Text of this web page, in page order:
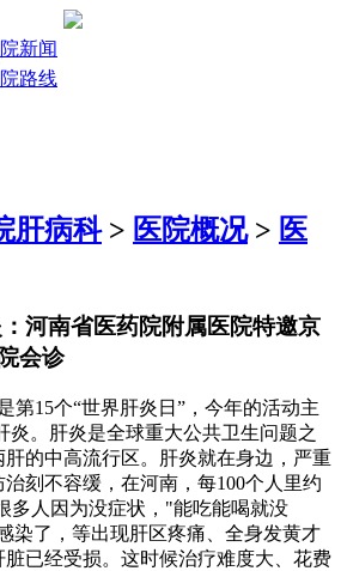
新闻
路线
肝病科> 医院概况> 医
河南省医药院附属医院特邀京
会诊
15个“世界肝炎日”，今年的活动主
炎。肝炎是全球重大公共卫生问题之
的中高流行区。肝炎就在身边，严重
刻不容缓，在河南，每100个人里约
多人因为没症状，"能吃能喝就没
染了，等出现肝区疼痛、全身发黄才
已经受损。这时候治疗难度大、花费